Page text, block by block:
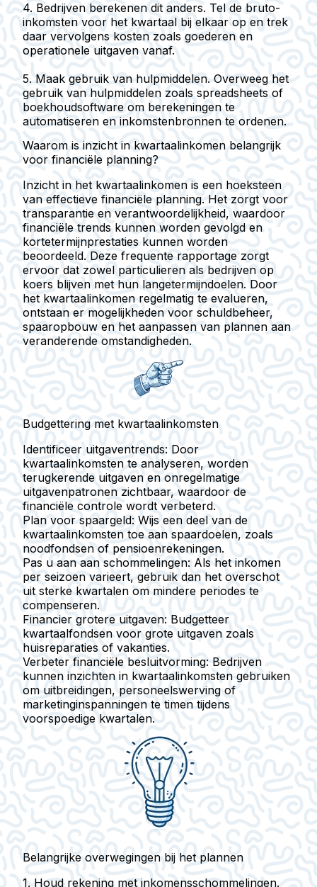
4. Bedrijven berekenen dit anders. Tel de bruto-
inkomsten voor het kwartaal bij elkaar op en trek
daar vervolgens kosten zoals goederen en
operationele uitgaven vanaf.
5. Maak gebruik van hulpmiddelen. Overweeg het
gebruik van hulpmiddelen zoals spreadsheets of
boekhoudsoftware om berekeningen te
automatiseren en inkomstenbronnen te ordenen.
Waarom is inzicht in kwartaalinkomen belangrijk
voor financiële planning?
Inzicht in het kwartaalinkomen is een hoeksteen
van effectieve financiële planning. Het zorgt voor
transparantie en verantwoordelijkheid, waardoor
financiële trends kunnen worden gevolgd en
kortetermijnprestaties kunnen worden
beoordeeld. Deze frequente rapportage zorgt
ervoor dat zowel particulieren als bedrijven op
koers blijven met hun langetermijndoelen. Door
het kwartaalinkomen regelmatig te evalueren,
ontstaan er mogelijkheden voor schuldbeheer,
spaaropbouw en het aanpassen van plannen aan
veranderende omstandigheden.
Budgettering met kwartaalinkomsten
Identificeer uitgaventrends: Door
kwartaalinkomsten te analyseren, worden
terugkerende uitgaven en onregelmatige
uitgavenpatronen zichtbaar, waardoor de
financiële controle wordt verbeterd.
Plan voor spaargeld: Wijs een deel van de
kwartaalinkomsten toe aan spaardoelen, zoals
noodfondsen of pensioenrekeningen.
Pas u aan aan schommelingen: Als het inkomen
per seizoen varieert, gebruik dan het overschot
uit sterke kwartalen om mindere periodes te
compenseren.
Financier grotere uitgaven: Budgetteer
kwartaalfondsen voor grote uitgaven zoals
huisreparaties of vakanties.
Verbeter financiële besluitvorming: Bedrijven
kunnen inzichten in kwartaalinkomsten gebruiken
om uitbreidingen, personeelswerving of
marketinginspanningen te timen tijdens
voorspoedige kwartalen.
Belangrijke overwegingen bij het plannen
1. Houd rekening met inkomensschommelingen.